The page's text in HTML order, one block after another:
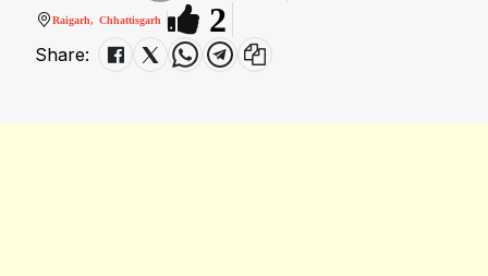
Raigarh, Chhattisgarh 2
Share: